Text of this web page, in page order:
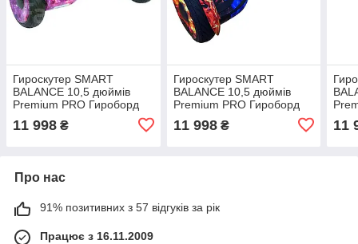
Гироскутер SMART
BALANCE 10,5 дюймів
Premium PRO Гироборд
Космос, Тао-Тао, APP
11 998 ₴
Гироскутер SMART
BALANCE 10,5 дюймів
Premium PRO Гироборд
Лід, Тао-Тао, APP баланс
11 998₴ 11
Про нас
91% позитивних з 57 відгуків за рік
Працює з 16.11.2009